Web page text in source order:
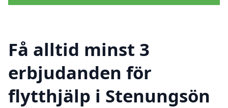
Få alltid minst 3
erbjudanden för
flytthjälp i Stenungsön